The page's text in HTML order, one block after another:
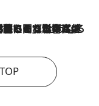
ルムズ海峡封鎖による影響はいつまで続く？《エネルギー専門家に聞く“どうなる日本の暮らし”》